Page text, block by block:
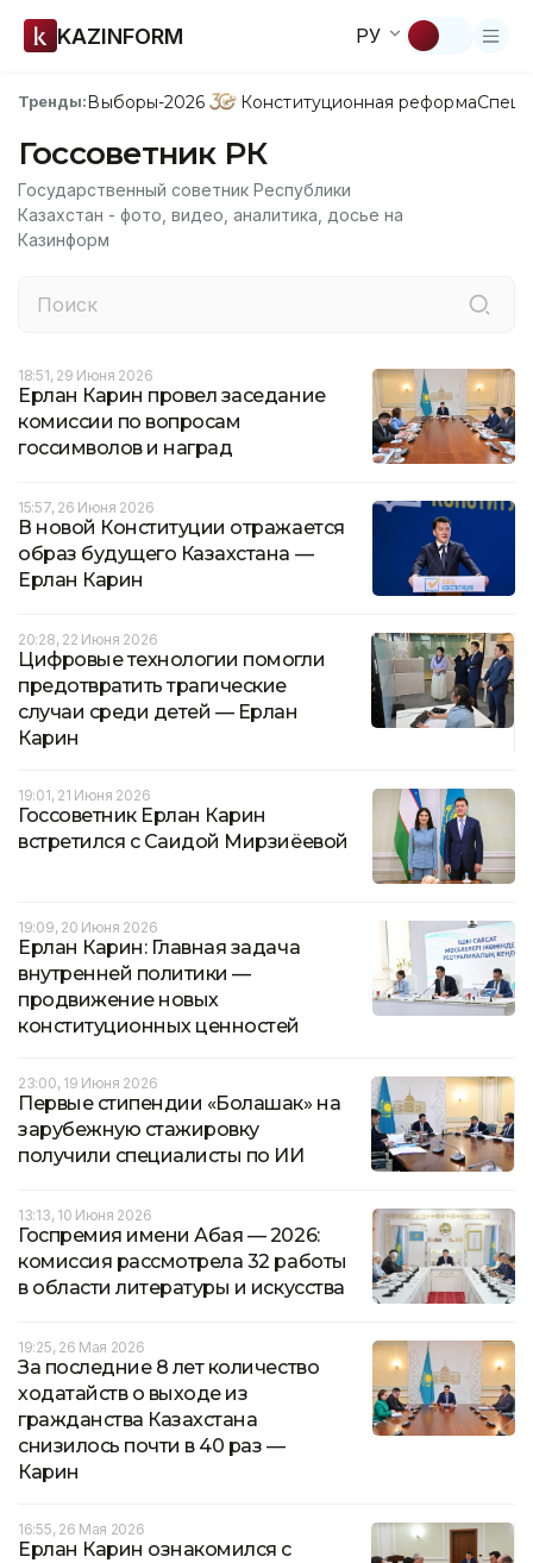
KAZINFORM РУ
Тренды:Выборы-2026 Конституционная реформа
Госсоветник РК
Государственный советник Республики
Казахстан - фото, видео, аналитика, досье на
Казинформ
18:51, 29 Июня 2026
Ерлан Карин провел заседание
комиссии по вопросам
госсимволов и наград
15:57, 26 Июня 2026
В новой Конституции отражается
образ будущего Казахстана —
Ерлан Карин
20:28, 22 Июня 2026
Цифровые технологии помогли
предотвратить трагические
случаи среди детей — Ерлан
Карин
19:01, 21 Июня 2026
Госсоветник Ерлан Карин
встретился с Саидой Мирзиёевой
19:09, 20 Июня 2026
Ерлан Карин: Главная задача
внутренней политики —
продвижение новых
конституционных ценностей
23:00, 19 Июня 2026
Первые стипендии «Болашак» на
зарубежную стажировку
получили специалисты по ИИ
13:13, 10 Июня 2026
Госпремия имени Абая — 2026:
комиссия рассмотрела 32 работы
в области литературы и искусства
19:25, 26 Мая 2026
За последние 8 лет количество
ходатайств о выходе из
гражданства Казахстана
снизилось почти в 40 раз —
Карин
16:55, 26 Мая 2026
Ерлан Карин ознакомился с